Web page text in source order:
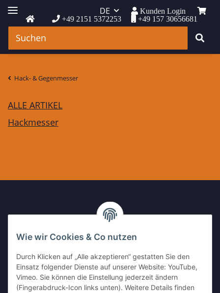
+49 2151 5372253 +49 157 30656681
DE Kunden Login
Hack- & Gegenmesser
ALLE ARTIKEL
Hackmesser
IHR KONTAKT ZU UNS
Kleinewefersstr. 1
47803 Krefeld
Tel:+49 (0)2151 5372253
Mobil:+49 (0)157 30656681
Wie wir Cookies & Co nutzen
Durch Klicken auf „Alle akzeptieren“ gestatten Sie den
Einsatz folgender Dienste auf unserer Website: YouTube,
Vimeo. Sie können die Einstellung jederzeit ändern
(Fingerabdruck-Icon links unten). Weitere Details finden